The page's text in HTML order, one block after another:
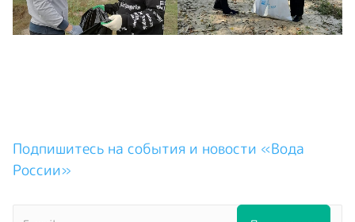
Подпишитесь на события и новости «Вода
России»